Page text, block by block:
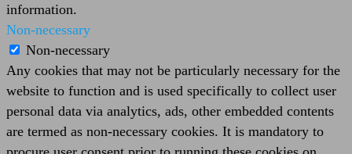
information.
Non-necessary
Non-necessary
Any cookies that may not be particularly necessary for the
website to function and is used specifically to collect user
personal data via analytics, ads, other embedded contents
are termed as non-necessary cookies. It is mandatory to